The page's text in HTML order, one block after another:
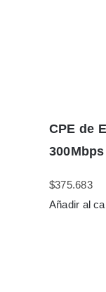
CPE de
300Mbps
$375.683
Añadir al